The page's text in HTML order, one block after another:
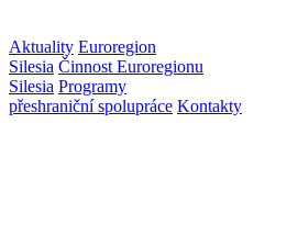
Aktuality Euroregion
Silesia Činnost Euroregionu
Silesia Programy
přeshraniční spolupráce Kontakty